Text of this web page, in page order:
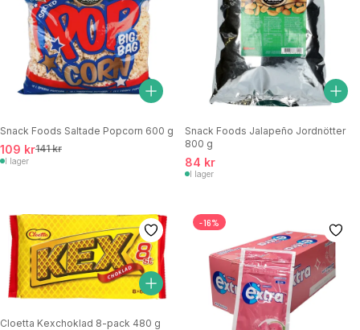
Snack Foods Saltade Popcorn 600 g
109 kr141 kr
I lager
Snack Foods Jalapeño Jordnötter
800 g
84 kr
I lager
Cloetta Kexchoklad 8-pack 480 g
-16%